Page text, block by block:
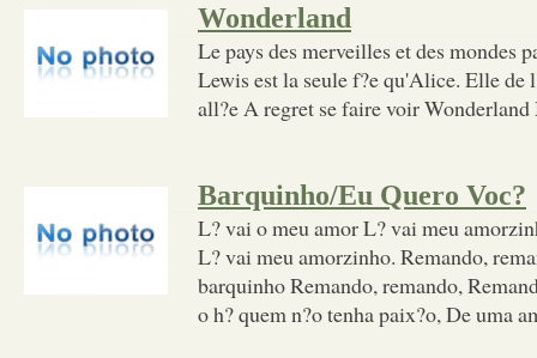
Wonderland
Le pays des merveilles et des mondes
Lewis est la seule f?e qu'Alice. Elle de
all?e A regret se faire voir
Barquinho/Eu Quero Voc?
L? vai o meu amor L? vai meu
L? vai meu amorzinho. Remando,
barquinho Remando, remando,
o h? quem n?o tenha paix?o, De uma